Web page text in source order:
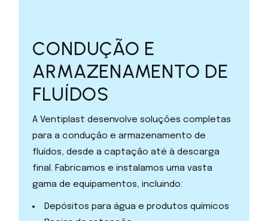
CONDUÇÃO E
ARMAZENAMENTO DE
FLUÍDOS
A Ventiplast desenvolve soluções completas
para a condução e armazenamento de
fluídos, desde a captação até à descarga
final. Fabricamos e instalamos uma vasta
gama de equipamentos, incluindo:
Depósitos para água e produtos químicos